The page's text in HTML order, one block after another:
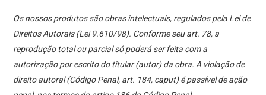
Os nossos produtos são obras intelectuais, regulados pela Lei de
Direitos Autorais (Lei 9.610/98). Conforme seu art. 78, a
reprodução total ou parcial só poderá ser feita com a
autorização por escrito do titular (autor) da obra. A violação de
direito autoral (Código Penal, art. 184, caput) é passível de ação